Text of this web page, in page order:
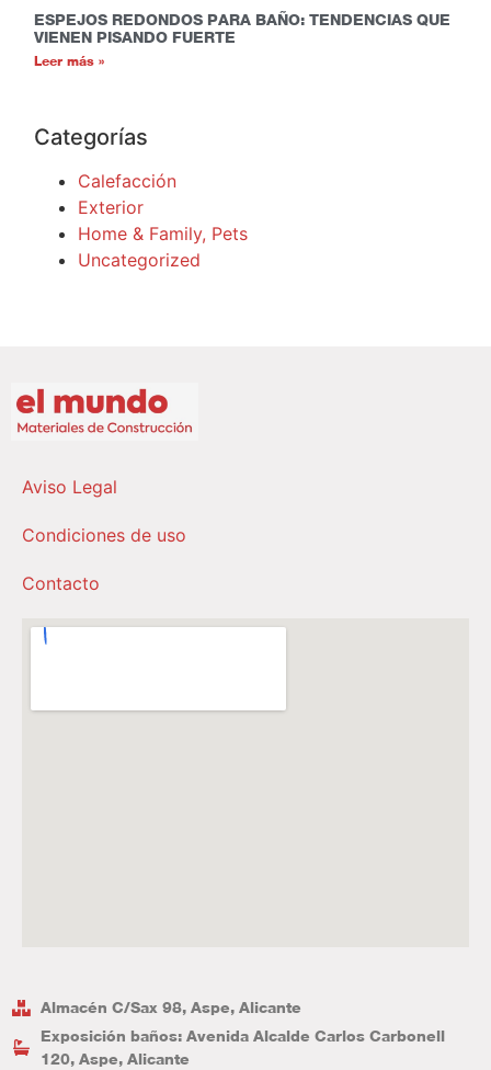
ESPEJOS REDONDOS PARA BAÑO: TENDENCIAS QUE
VIENEN PISANDO FUERTE
Leer más »
Categorías
Calefacción
Exterior
Home & Family, Pets
Uncategorized
Aviso Legal
Condiciones de uso
Contacto
Almacén C/Sax 98, Aspe, Alicante
Exposición baños: Avenida Alcalde Carlos Carbonell
120, Aspe, Alicante